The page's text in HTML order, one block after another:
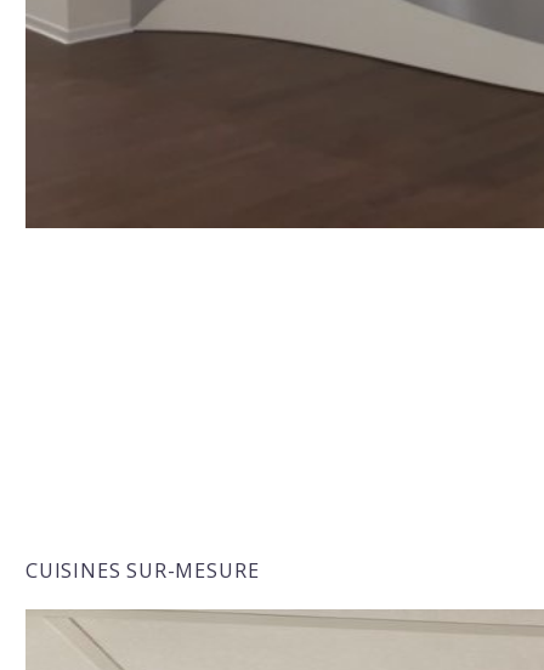
CUISINES SUR-MESURE